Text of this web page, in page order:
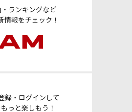
・ランキングなど
情報をチェック！
録・ログインして
っと楽しもう！